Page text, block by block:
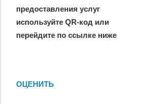
предоставления услуг
используйте QR-код или
перейдите по ссылке ниже
ОЦЕНИТЬ